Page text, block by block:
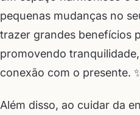
pequenas mudanças no
trazer grandes benefícios
promovendo
conexão com o presente.
Além disso, ao cuidar da